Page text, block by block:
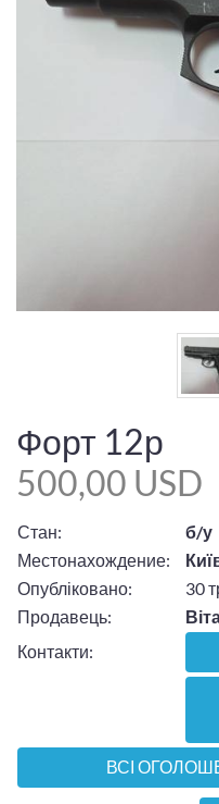
Форт 12р
500,00 USD
Стан:
б/у
Местонахождение:
Опубліковано:
30
Продавець:
Контакти:
ВСІ